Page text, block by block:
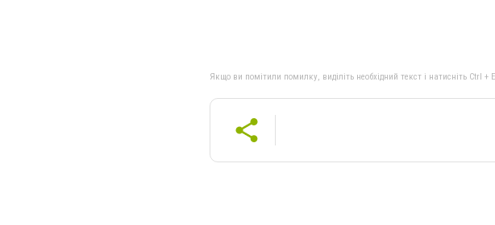
Якщо ви помітили помилку, виділіть необхідний текст і натисніть Ctrl